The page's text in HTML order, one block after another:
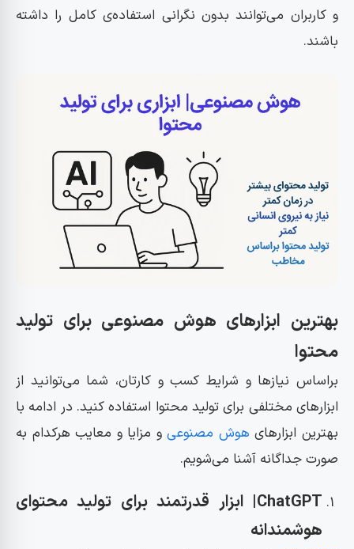
و کاربران می‌توانند بدون نگرانی استفاده‌ی کامل را داشته
باشند.
بهترین ابزارهای هوش مصنوعی برای تولید
محتوا
براساس نیازها و شرایط کسب و کارتان، شما می‌توانید از
ابزارهای مختلفی برای تولید محتوا استفاده کنید. در ادامه با
بهترین ابزارهای هوش مصنوعیو مزایا و معایب هرکدام به
صورت جداگانه آشنا می‌شویم.
ChatGPT| ابزار قدرتمند برای تولید محتوای
هوشمندانه